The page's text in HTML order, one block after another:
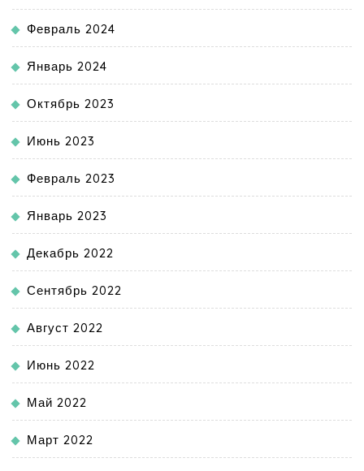
Февраль 2024
Январь 2024
Октябрь 2023
Июнь 2023
Февраль 2023
Январь 2023
Декабрь 2022
Сентябрь 2022
Август 2022
Июнь 2022
Май 2022
Март 2022